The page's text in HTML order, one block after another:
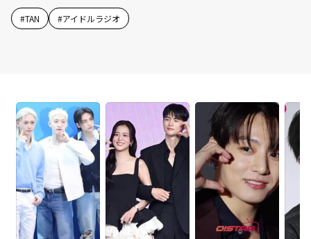
#TAN #アイドルラジオ